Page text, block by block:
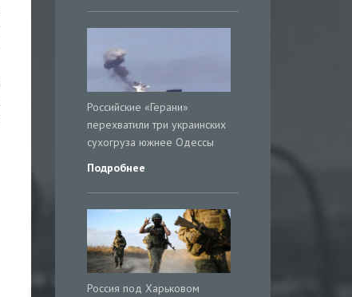
Российские «Герани»
перехватили три украинских
сухогруза южнее Одессы
Подробнее
Россия под Харьковом